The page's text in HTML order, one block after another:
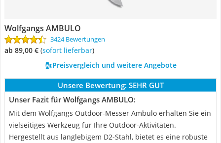
Wolfgangs AMBULO
3424 Bewertungen
ab 89,00 € ( Sofort lieferbar)
Preisvergleich und weitere Angebote
Unsere Bewertung: SEHR GUT
Unser Fazit für Wolfgangs AMBULO:
Mit dem Wolfgangs Outdoor-Messer Ambulo erhalten Sie ein
vielseitiges Werkzeug für Ihre Outdoor-Aktivitäten.
Hergestellt aus langlebigem D2-Stahl, bietet es eine robuste